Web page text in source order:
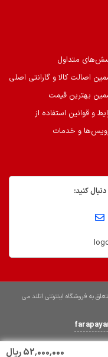
52٬000٬000 ریال
متداول
اصالت کالا و گارانتی اصلی
بهترین قیمت
و قوانین استفاده از
و خدمات
کنید:
به فروشگاه اینترنتی اتلند می